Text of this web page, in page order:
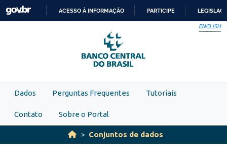
Skip to main content
PARA
O
CONTEÚDO
ACESSO À INFORMAÇÃO PARTICIPE
ENGLISH
Dados Perguntas Frequentes Tutoriais
Contato Sobre o Portal
Conjuntos de dados